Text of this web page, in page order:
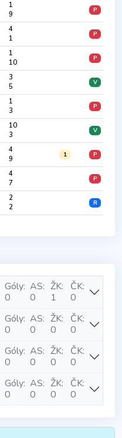
1
9
P
4
1
P
1
10
P
3
5
V
1
3
P
10
3
V
4
9
1 P
4
7
P
2
2
R
Góly:
0
AS:
0
ŽK:
1
ČK:
0
Góly:
0
AS:
0
ŽK:
0
ČK:
0
Góly:
0
AS:
0
ŽK:
0
ČK:
0
Góly:
0
AS:
0
ŽK:
0
ČK:
0